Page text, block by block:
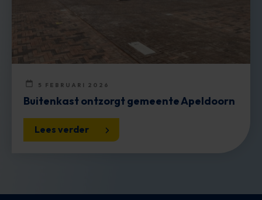
Buitenkast ontzorgt gemeente Apeldoorn
5 FEBRUARI 2026
Lees verder